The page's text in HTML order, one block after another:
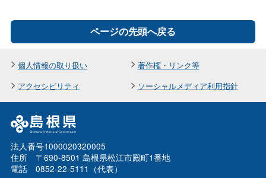
ページの先頭へ戻る
個人情報の取り扱い
著作権・リンク等
アクセシビリティ
ソーシャルメディア利用指針
法人番号1000020320005
住所 〒690-8501 島根県松江市殿町1番地
電話 0852-22-5111（代表）